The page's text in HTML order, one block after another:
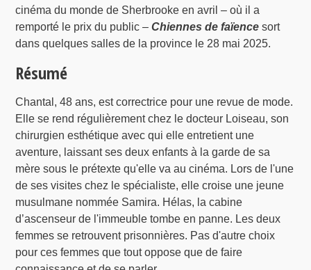
cinéma du monde de Sherbrooke en avril – où il a
remporté le prix du public –Chiennes de faïence sort
dans quelques salles de la province le 28 mai 2025.
Résumé
Chantal, 48 ans, est correctrice pour une revue de mode.
Elle se rend régulièrement chez le docteur Loiseau, son
chirurgien esthétique avec qui elle entretient une
aventure, laissant ses deux enfants à la garde de sa
mère sous le prétexte qu'elle va au cinéma. Lors de l'une
de ses visites chez le spécialiste, elle croise une jeune
musulmane nommée Samira. Hélas, la cabine
d’ascenseur de l'immeuble tombe en panne. Les deux
femmes se retrouvent prisonnières. Pas d'autre choix
pour ces femmes que tout oppose que de faire